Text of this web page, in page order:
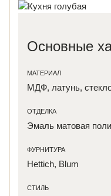
Основные
МАТЕРИАЛ
МДФ, латунь,
ОТДЕЛКА
Эмаль матовая
ФУРНИТУРА
Hettich, Blum
СТИЛЬ